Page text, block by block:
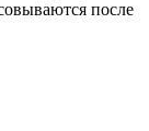
после